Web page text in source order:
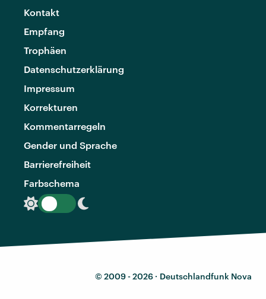
Kontakt
Empfang
Trophäen
Datenschutzerklärung
Impressum
Korrekturen
Kommentarregeln
Gender und Sprache
Barrierefreiheit
Farbschema
© 2009 - 2026 · Deutschlandfunk Nova